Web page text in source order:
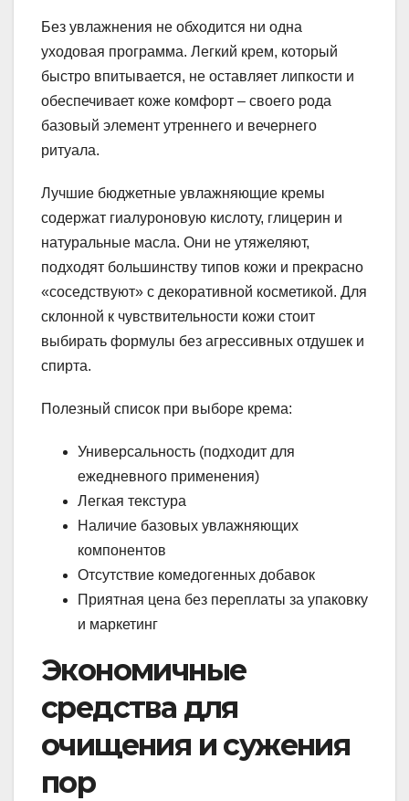
Без увлажнения не обходится ни одна
уходовая программа. Легкий крем, который
быстро впитывается, не оставляет липкости и
обеспечивает коже комфорт – своего рода
базовый элемент утреннего и вечернего
ритуала.
Лучшие бюджетные увлажняющие кремы
содержат гиалуроновую кислоту, глицерин и
натуральные масла. Они не утяжеляют,
подходят большинству типов кожи и прекрасно
«соседствуют» с декоративной косметикой. Для
склонной к чувствительности кожи стоит
выбирать формулы без агрессивных отдушек и
спирта.
Полезный список при выборе крема:
Универсальность (подходит для
ежедневного применения)
Легкая текстура
Наличие базовых увлажняющих
компонентов
Отсутствие комедогенных добавок
Приятная цена без переплаты за упаковку
и маркетинг
Экономичные
средства для
очищения и сужения
пор